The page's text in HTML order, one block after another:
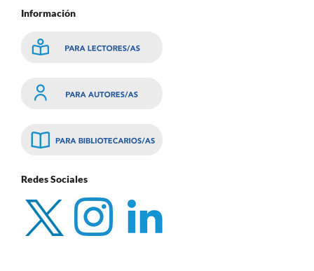
Información
Redes Sociales